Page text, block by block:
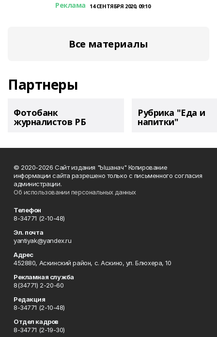
Реклама 14 СЕНТЯБРЯ 2020, 09:10
Все материалы
Партнеры
Фотобанк
журналистов РБ
Рубрика "Еда и
напитки"
© 2020-2026 Сайт издания "Ышанач" Копирование
информации сайта разрешено только с письменного согласия
администрации.
Об использовании персональных данных
Телефон
8-34771 (2-10-48)
Эл. почта
yantiyak@yandex.ru
Адрес
452880, Аскинский район, с. Аскино, ул. Блюхера, 10
Рекламная служба
8(34771) 2-20-60
Редакция
8-34771 (2-10-48)
Отдел кадров
8-34771 (2-19-30)